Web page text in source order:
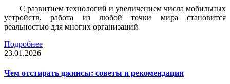
С развитием технологий и увеличением числа мобильных
устройств, работа из любой точки мира становится
реальностью для многих организаций
Подробнее
23.01.2026
Чем отстирать джинсы: советы и рекомендации